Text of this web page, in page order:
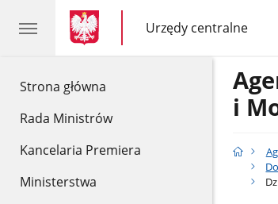
Strona główna
Rada Ministrów
Kancelaria Premiera
Ministerstwa
gov.pl
gov.pl
Urzędy centralne
gov.pl
Urzędy
centralne
i